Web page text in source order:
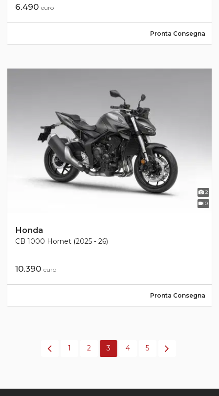
6.490 euro
Pronta Consegna
2
0
Honda
CB 1000 Hornet (2025 - 26)
10.390 euro
Pronta Consegna
1 2 3 4 5